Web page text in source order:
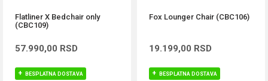
Flatliner X Bedchair only
(CBC109)
57.990,00 RSD
BESPLATNA DOSTAVA
Fox Lounger Chair (CBC106)
19.199,00 RSD
BESPLATNA DOSTAVA